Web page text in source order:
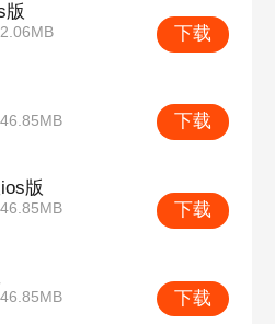
版
下载
下载
版
下载
下载